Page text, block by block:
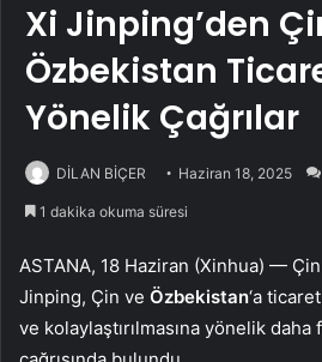
Xi Jinping’den
Özbekistan
Yönelik Çağrılar
DİLAN BİÇER Haziran 18, 2025
1 dakika okuma süresi
ASTANA, 18 Haziran (Xinhua) —
Jinping, Çin ve Özbekistan‘a
ve kolaylaştırılmasına yönelik